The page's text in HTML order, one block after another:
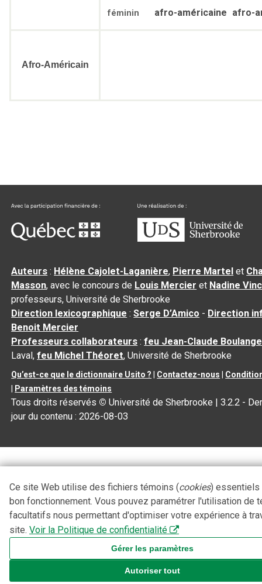
féminin afro-américaine afro-
Afro-Américain
Auteurs : Hélène Cajolet-Laganière, Pierre Martel et
Masson, avec le concours de Louis Mercier et Nadine
professeurs, Université de Sherbrooke
Direction lexicographique :Serge D’Amico - Direction
Benoit Mercier
Professeurs collaborateurs :feu Jean-Claude
Laval,feu Michel Théoret, Université de Sherbrooke
Qu’est-ce que le dictionnaire Usito ? Contactez-nous
Paramètres des témoins
Tous droits réservés © Université de Sherbrooke |3.2.2 -
jour du contenu :2026-08-03
Ce site Web utilise des fichiers témoins (cookies) essentiels
bon fonctionnement. Vous pouvez paramétrer l'utilisation de
facultatifs nous permettant d'optimiser votre expérience à
site. Voir la Politique de confidentialité
Gérer les paramètres
Autoriser tout